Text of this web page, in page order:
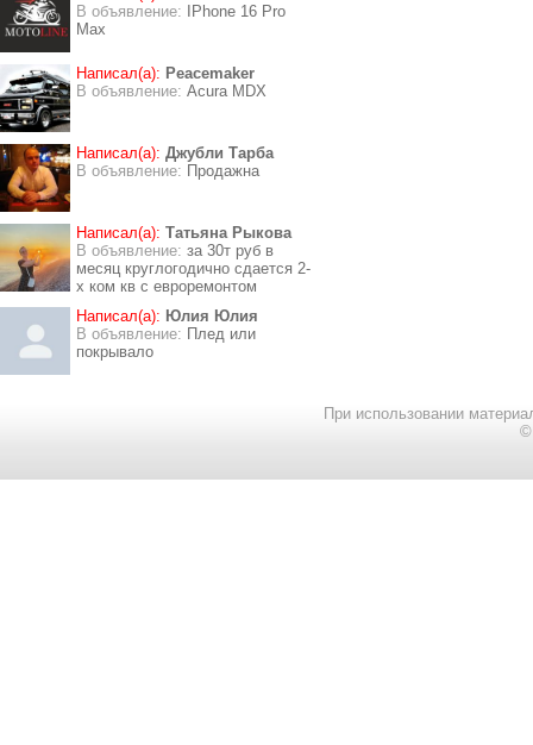
В объявление:
IPhone 16 Pro
Max
Написал(а): Peacemaker
В объявление: Acura MDX
Написал(а): Джубли Тарба
В объявление: Продажна
Написал(а): Татьяна Рыкова
В объявление: за 30т руб в
месяц круглогодично сдается 2-
х ком кв с евроремонтом
Написал(а): Юлия Юлия
В объявление: Плед или
покрывало
При использовании